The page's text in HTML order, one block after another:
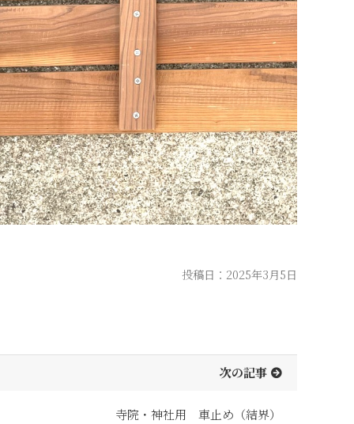
投稿日：2025年3月5日
次の記事
寺院・神社用 車止め（結界）